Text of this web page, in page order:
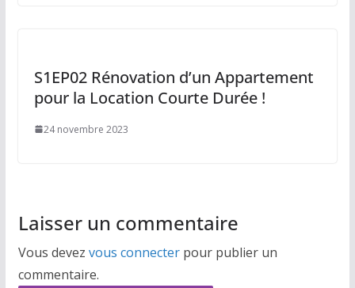
S1EP02 Rénovation d’un Appartement
pour la Location Courte Durée !
24 novembre 2023
Laisser un commentaire
Vous devez vous connecterpour publier un
commentaire.